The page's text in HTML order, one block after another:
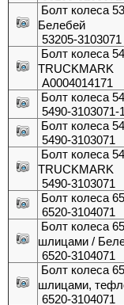
Болт колеса
Белебей
53205-3103071
Болт колеса
TRUCKMARK
A0004014171
Болт колеса
5490-3103071-
Болт колеса
5490-3103071
Болт колеса
TRUCKMARK
5490-3103071
Болт колеса
6520-3104071
Болт колеса
шлицами /
6520-3104071
Болт колеса
шлицами,
6520-3104071